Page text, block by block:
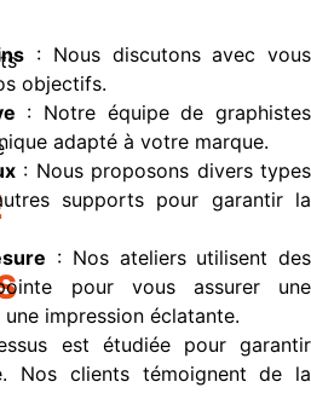
: Nous discutons avec vous
objectifs.
: Notre équipe de graphistes
adapté à votre marque.
: Nous proposons divers types
supports pour garantir la
: Nos ateliers utilisent des
pour vous assurer une
impression éclatante.
est étudiée pour garantir
Nos clients témoignent de la